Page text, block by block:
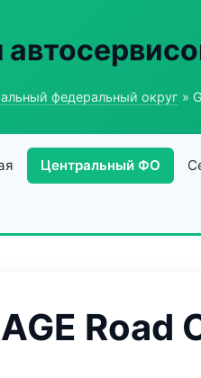
федеральный округ »
Центральный ФО
Road